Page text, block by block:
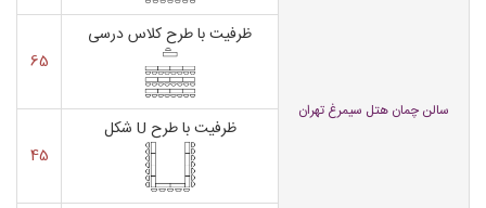
سالن چمان هتل سیمرغ تهران
ظرفیت با طرح کلاس درسی
65
ظرفیت با طرح U شکل
45